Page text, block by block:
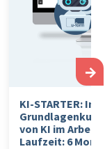
KI-STARTER:
Grundlagenkurs
von KI im
Laufzeit: 6
→